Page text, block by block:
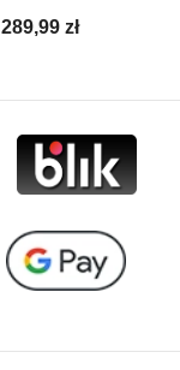
Cena
289,99 zł